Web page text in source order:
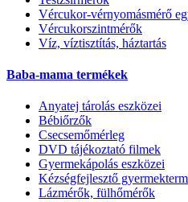
Vércukor-vérnyomásmérő
Vércukorszintmérők
Víz, víztisztítás, háztartás
Baba-mama termékek
Anyatej tárolás eszközei
Bébiőrzők
Csecsemőmérleg
DVD tájékoztató filmek
Gyermekápolás eszközei
Kézségfejlesztő
Lázmérők, fülhőmérők